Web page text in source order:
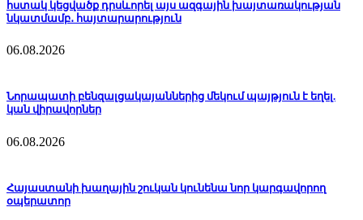
հստակ կեցվածք դրսևորել այս ազգային խայտառակության
նկատմամբ․ հայտարարություն
06.08.2026
Նորապատի բենզալցակայաններից մեկում պայթյուն է եղել.
կան վիրավորներ
06.08.2026
Հայաստանի խաղային շուկան կունենա նոր կարգավորող
օպերատոր